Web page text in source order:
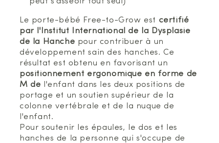
Le porte-bébé Free-to-Grow est certifié
par l'Institut International de la Dysplasie
de la Hanche pour contribuer à un
développement sain des hanches. Ce
résultat est obtenu en favorisant un
positionnement ergonomique en forme de
M de l'enfant dans les deux positions de
portage et un soutien supérieur de la
colonne vertébrale et de la nuque de
l'enfant.
Pour soutenir les épaules, le dos et les
hanches de la personne qui s'occupe de